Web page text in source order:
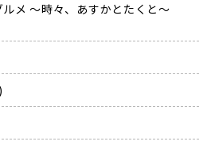
メ ～時々、あすかとたくと～